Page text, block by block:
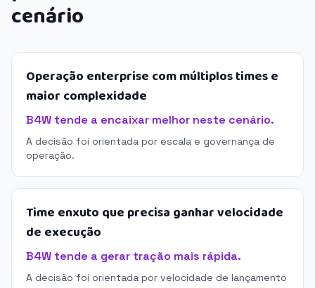
cenário
Operação enterprise com múltiplos times e
maior complexidade
B4W tende a encaixar melhor neste cenário.
A decisão foi orientada por escala e governança de
operação.
Time enxuto que precisa ganhar velocidade
de execução
B4W tende a gerar tração mais rápida.
A decisão foi orientada por velocidade de lançamento